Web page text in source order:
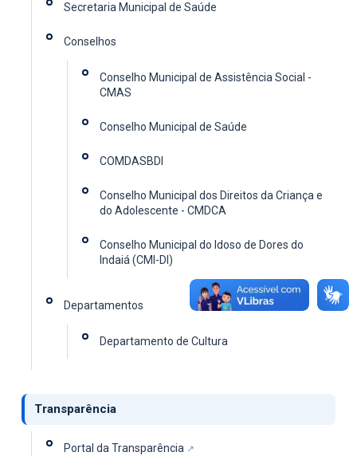
Secretaria Municipal de Saúde
Conselhos
Conselho Municipal de Assistência Social -
CMAS
Conselho Municipal de Saúde
COMDASBDI
Conselho Municipal dos Direitos da Criança e
do Adolescente - CMDCA
Conselho Municipal do Idoso de Dores do
Indaiá (CMI-DI)
Departamentos
Departamento de Cultura
Transparência
Portal da Transparência